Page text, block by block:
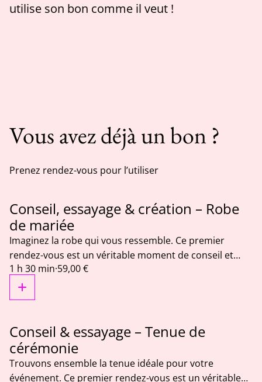
utilise son bon comme il veut !
Vous avez déjà un bon ?
Prenez rendez-vous pour l’utiliser
Conseil, essayage & création – Robe
de mariée
Imaginez la robe qui vous ressemble. Ce premier
rendez-vous est un véritable moment de conseil et
d'essayage pour vous accompagner dans le choix de
votre future robe de mariée. Selon votre projet, vous
pourrez : - essayer les modèles disponibles à l'atelier ; -
dentelles, manches, finitions...) ; - ou imaginer une
création unique, conçue spécialement pour vous.
Grâce à des patrons d'essayage en toile de coton,
nous pouvons également tester différentes formes de
1 h 30 min·59,00 €
Conseil & essayage – Tenue de
cérémonie
Trouvons ensemble la tenue idéale pour votre
événement. Ce premier rendez-vous est un véritable